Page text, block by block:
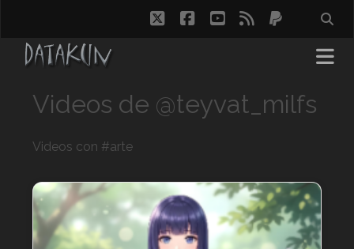
twitterfacebook
youtube
rss paypal
Videos de @teyvat_milfs
Videos con #arte